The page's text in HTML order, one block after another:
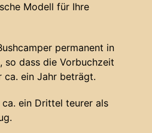
Modell für Ihre
permanent in
so dass die Vorbuchzeit
ein Jahr beträgt.
ein Drittel teurer als